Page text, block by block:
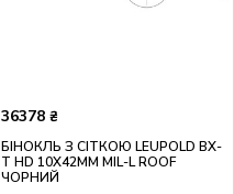
36378 ₴
БІНОКЛЬ З СІТКОЮ LEUPOLD BX-
T HD 10X42MM MIL-L ROOF
ЧОРНИЙ